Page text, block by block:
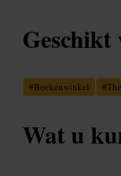
Geschikt
#Boekenwinkel #
Wat u